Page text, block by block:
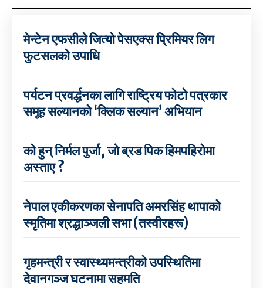
मेन्टेन एफसीले जित्यो पेसएक्स प्रिमियर लिग
फुटसलको उपाधि
पर्यटन प्रवर्द्धनका लागि राष्ट्रिय फोटो पत्रकार
समूह सल्यानको ‘क्लिक सल्यान’ अभियान
को हुन् निर्मल पुर्जा, जो ब्रड पिक हिमपहिरोमा
अस्ताए ?
नेपाल एकीकरणका सेनापति अमरसिंह थापाको
स्मृतिमा श्रद्धाञ्जली सभा (तस्वीरहरू)
गृहमन्त्री र स्वास्थ्यमन्त्रीको उपस्थितिमा
देवानगञ्ज घटनामा सहमति